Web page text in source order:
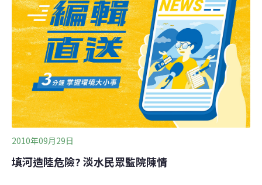
能提供其他公民較可信的訊息，提昇環境議題在政治選擇
時之重要性。然於此次五都選舉過程中，僅見第一個策略
的落實。議題弱化 環團監督不夠力在「檢驗環境爭議個案
的程度與態度」上面，地球公民基金會針對參與過「中油
高雄煉油廠污染」與「台電大林燃煤電廠擴建」2案的議
2010年09月29日
填河造陸危險? 淡水民眾監院陳情